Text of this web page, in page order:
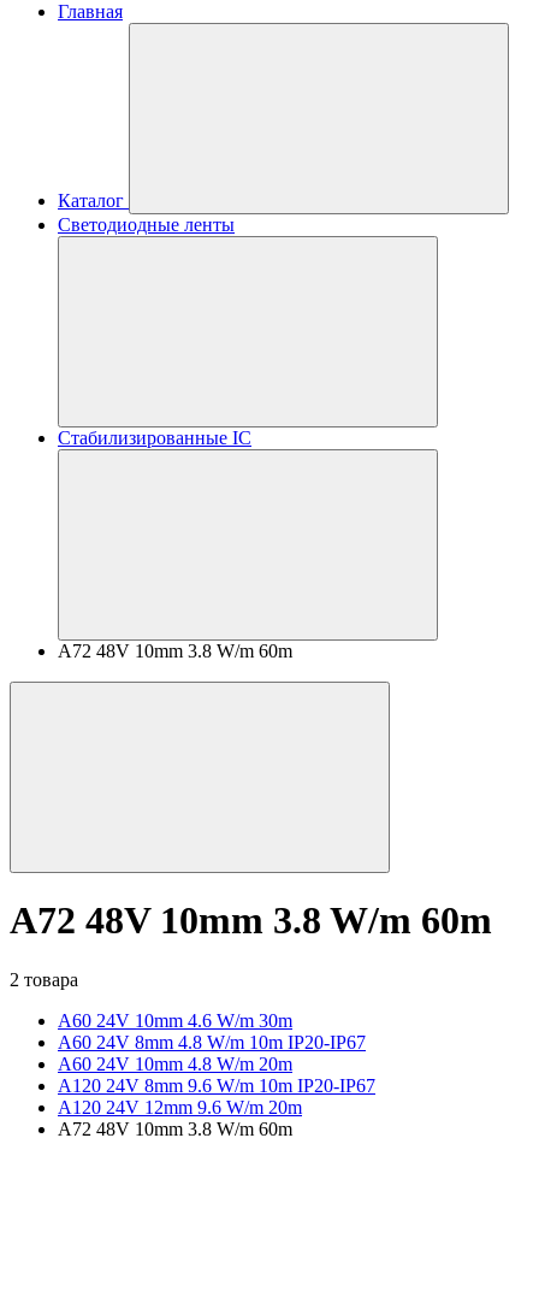
Главная
Каталог
Светодиодные ленты
Стабилизированные IC
A72 48V 10mm 3.8 W/m 60m
A72 48V 10mm 3.8 W/m 60m
2 товара
A60 24V 10mm 4.6 W/m 30m
A60 24V 8mm 4.8 W/m 10m IP20-IP67
A60 24V 10mm 4.8 W/m 20m
A120 24V 8mm 9.6 W/m 10m IP20-IP67
A120 24V 12mm 9.6 W/m 20m
A72 48V 10mm 3.8 W/m 60m